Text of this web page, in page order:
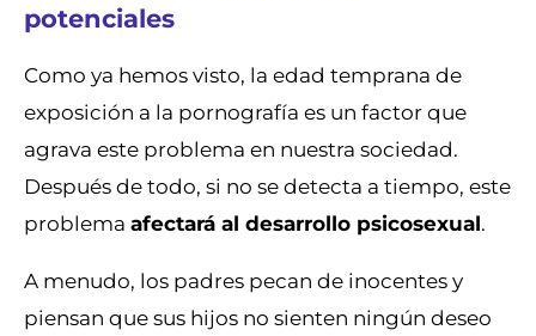
potenciales
Como ya hemos visto, la edad temprana de
exposición a la pornografía es un factor que
agrava este problema en nuestra sociedad.
Después de todo, si no se detecta a tiempo, este
problema afectará al desarrollo psicosexual.
A menudo, los padres pecan de inocentes y
piensan que sus hijos no sienten ningún deseo